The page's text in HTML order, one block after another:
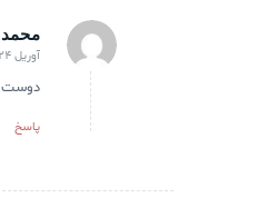
محمد
آوریل 24, 2021 در 7:05 ب.ظ
دوست
پاسخ